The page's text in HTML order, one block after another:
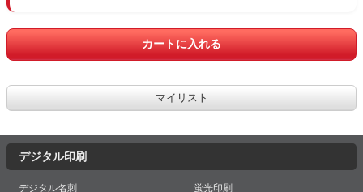
デジタル印刷
デジタル名刺
蛍光印刷